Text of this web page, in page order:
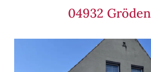
04932 Gröden